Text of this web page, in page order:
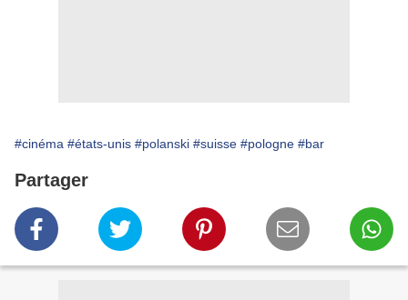
#cinéma #états-unis #polanski #suisse #pologne #bar
Partager